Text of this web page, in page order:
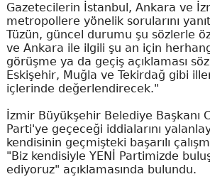
Gazetecilerin İstanbul, Ankara ve
metropollere yönelik sorularını
Tüzün, güncel durumu şu sözlerle
ve Ankara ile ilgili şu an için
görüşme ya da geçiş açıklaması
Eskişehir, Muğla ve Tekirdağ gibi
içlerinde değerlendirecek."
İzmir Büyükşehir Belediye Başkanı
Parti'ye geçeceği iddialarını
kendisinin geçmişteki başarılı
"Biz kendisiyle YENİ Partimizde
ediyoruz" açıklamasında bulundu.